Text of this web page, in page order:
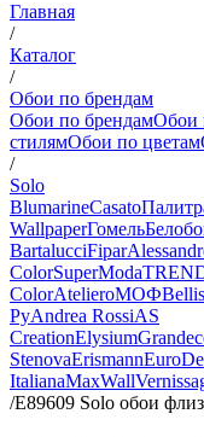
Главная
/
Каталог
/
Обои по брендам
Обои по брендамОбои
стилямОбои по цветам
/
Solo
BlumarineCasato
WallpaperГомель
BartalucciFipar
ColorSuperModa
ColorAtelieroМОФ
РуAndrea RossiAS
CreationElysium
StenovaErismann
ItalianaMaxWall
/Е89609 Solo обои